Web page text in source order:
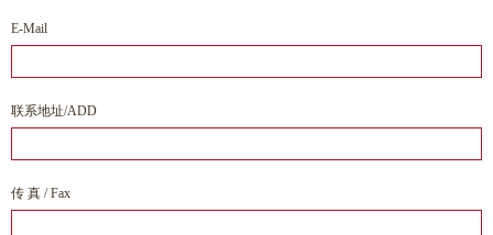
E-Mail
联系地址/ADD
传 真 / Fax